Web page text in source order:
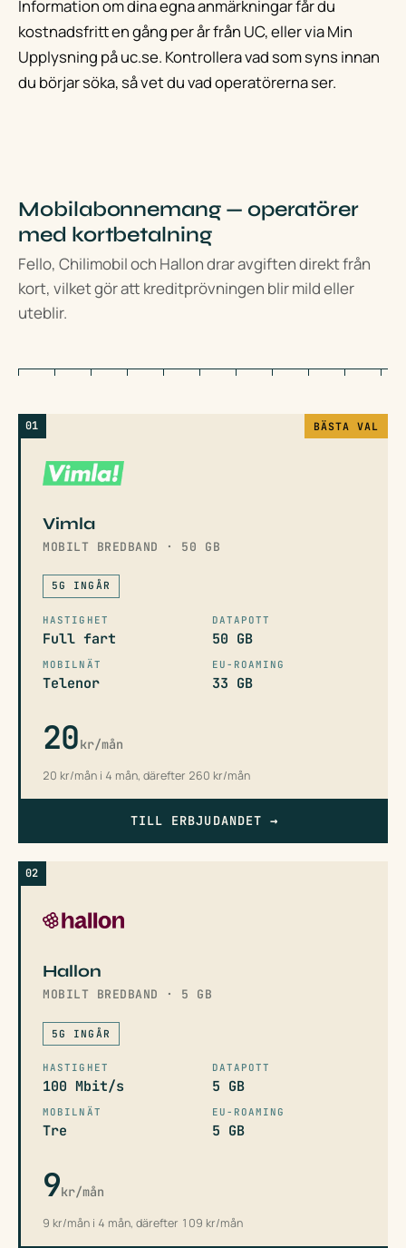
Information om dina egna anmärkningar får du
kostnadsfritt en gång per år från UC, eller via Min
Upplysning på uc.se. Kontrollera vad som syns innan
du börjar söka, så vet du vad operatörerna ser.
Mobilabonnemang — operatörer
med kortbetalning
Fello, Chilimobil och Hallon drar avgiften direkt från
kort, vilket gör att kreditprövningen blir mild eller
uteblir.
01 BÄSTA VAL
Vimla
MOBILT BREDBAND · 50 GB
5G INGÅR
HASTIGHET
Full fart
DATAPOTT
50 GB
MOBILNÄT
Telenor
EU-ROAMING
33 GB
20kr/mån
20 kr/mån i 4 mån, därefter 260 kr/mån
TILL ERBJUDANDET→
02
Hallon
MOBILT BREDBAND · 5 GB
5G INGÅR
HASTIGHET
100 Mbit/s
DATAPOTT
5 GB
MOBILNÄT
Tre
EU-ROAMING
5 GB
9kr/mån
9 kr/mån i 4 mån, därefter 109 kr/mån